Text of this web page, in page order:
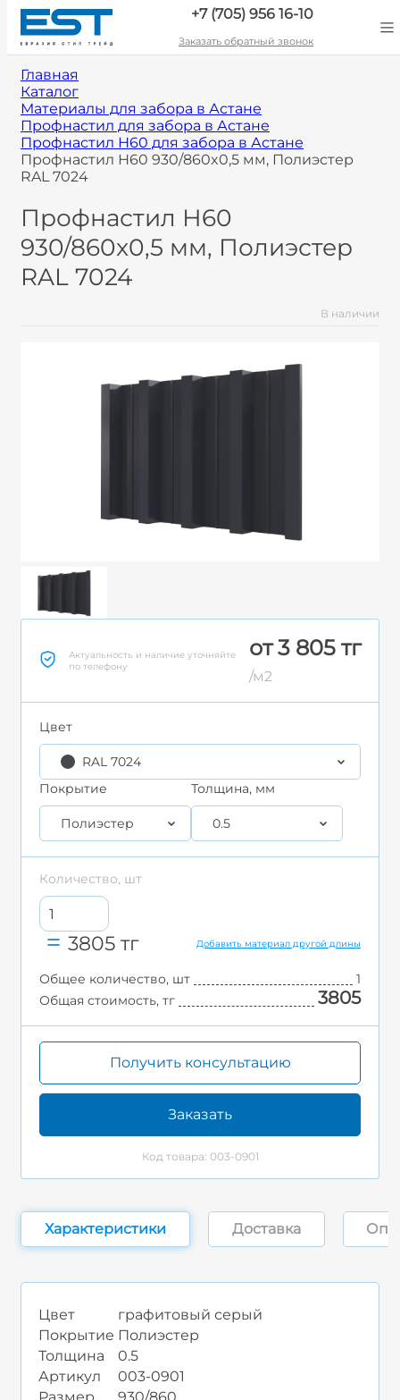
+7 (705) 956 16-10
Заказать обратный звонок
Главная
Каталог
Материалы для забора в Астане
Профнастил для забора в Астане
Профнастил Н60 для забора в Астане
Профнастил Н60 930/860x0,5 мм, Полиэстер
RAL 7024
Профнастил Н60
930/860x0,5 мм, Полиэстер
RAL 7024
В наличии
Актуальность и наличие уточняйте
по телефону
от 3 805 тг
/м2
Цвет
RAL 7024
Покрытие
Полиэстер
Толщина, мм
0.5
Количество, шт
3805 тг Добавить материал другой длины
Общее количество, шт
1
Общая стоимость, тг
3805
Получить консультацию
Заказать
Код товара: 003-0901
Характеристики Доставка
Цвет
графитовый серый
Покрытие Полиэстер
Толщина
0.5
Артикул
003-0901